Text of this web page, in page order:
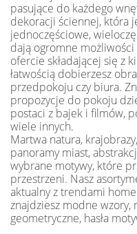
pasujące do każdego
dekoracji ściennej, która
jednoczęściowe,
dają ogromne
ofercie składającej się z
łatwością dobierzesz
przedpokoju czy biura.
propozycje do pokoju
postaci z bajek i filmów,
wiele innych.
Martwa natura,
panoramy miast,
wybrane motywy, które
przestrzeni. Nasz
aktualny z trendami
znajdziesz modne wzory,
geometryczne, hasła